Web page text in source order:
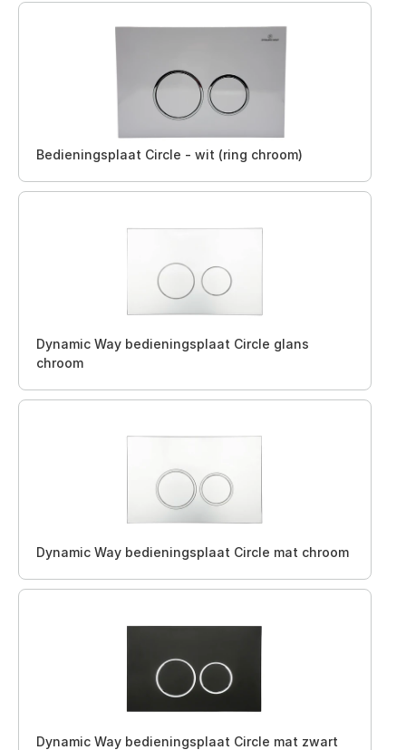
Bedieningsplaat Circle - wit (ring chroom)
Dynamic Way bedieningsplaat Circle glans
chroom
Dynamic Way bedieningsplaat Circle mat chroom
Dynamic Way bedieningsplaat Circle mat zwart